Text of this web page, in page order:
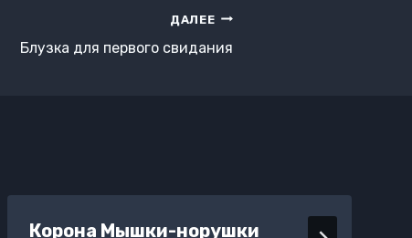
ДАЛЕЕ
Блузка для первого свидания
Корона Мышки-норушки